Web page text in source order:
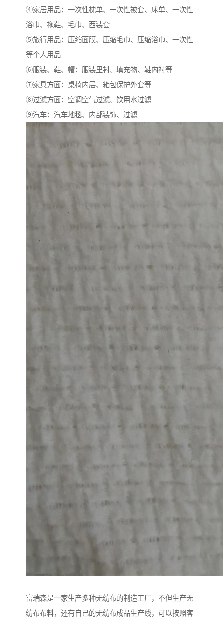
④家居用品：一次性枕单、一次性被套、床单、一次性
浴巾、拖鞋、毛巾、西装套
⑤旅行用品：压缩面膜、压缩毛巾、压缩浴巾、一次性
等个人用品
⑥服装、鞋、帽：服装里衬、填充物、鞋内衬等
⑦家具方面：桌椅内层、箱包保护外套等
⑧过滤方面：空调空气过滤、饮用水过滤
⑨汽车：汽车地毯、内部装饰、过滤
富瑞森是一家生产多种无纺布的制造工厂，不但生产无
纺布布料，还有自己的无纺布成品生产线，可以按照客